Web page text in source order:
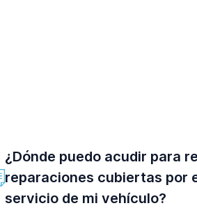
¿Dónde puedo acudir para
reparaciones cubiertas por
servicio de mi vehículo?